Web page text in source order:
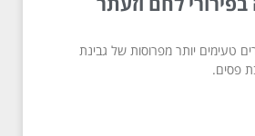
טעימים יותר מפרוסות של גבינת
פסים.